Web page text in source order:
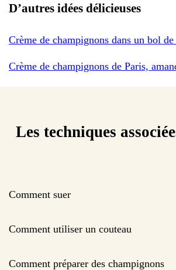
D’autres idées délicieuses
Crème de champignons dans un bol de
Crème de champignons de Paris,
Les techniques
Comment suer
Comment utiliser un couteau
Comment préparer des champignons